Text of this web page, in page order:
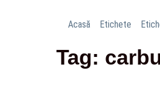
Acasă Etichete
Tag: